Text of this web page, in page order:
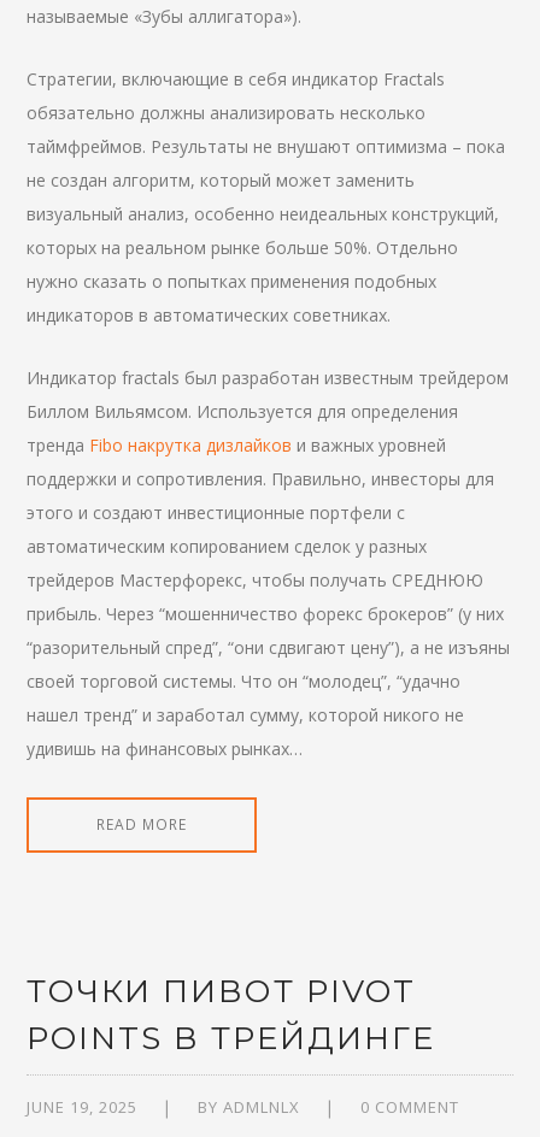
называемые «Зубы аллигатора»).
Стратегии, включающие в себя индикатор Fractals
обязательно должны анализировать несколько
таймфреймов. Результаты не внушают оптимизма – пока
не создан алгоритм, который может заменить
визуальный анализ, особенно неидеальных конструкций,
которых на реальном рынке больше 50%. Отдельно
нужно сказать о попытках применения подобных
индикаторов в автоматических советниках.
Индикатор fractals был разработан известным трейдером
Биллом Вильямсом. Используется для определения
тренда Fibo накрутка дизлайков и важных уровней
поддержки и сопротивления. Правильно, инвесторы для
этого и создают инвестиционные портфели с
автоматическим копированием сделок у разных
трейдеров Мастерфорекс, чтобы получать СРЕДНЮЮ
прибыль. Через “мошенничество форекс брокеров” (у них
“разорительный спред”, “они сдвигают цену”), а не изъяны
своей торговой системы. Что он “молодец”, “удачно
нашел тренд” и заработал сумму, которой никого не
удивишь на финансовых рынках…
READ MORE
ТОЧКИ ПИВОТ PIVOT
POINTS В ТРЕЙДИНГЕ
JUNE 19, 2025 BYADMLNLX 0 COMMENT